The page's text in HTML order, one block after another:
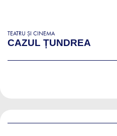
TEATRU ȘI CINEMA
CAZUL ȚUNDREA